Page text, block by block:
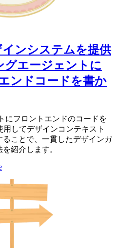
ンシステムを提供
グエージェントに
ンドコードを書か
にフロントエンドのコードを
用してデザインコンテキスト
ことで、一貫したデザインガ
紹介します。